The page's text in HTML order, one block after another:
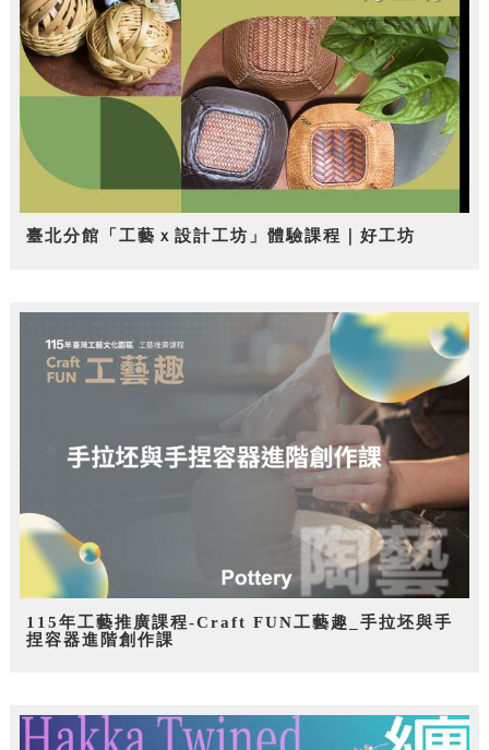
臺北分館「工藝ｘ設計工坊」體驗課程｜好工坊
115年工藝推廣課程-Craft FUN工藝趣_手拉坯與手
捏容器進階創作課